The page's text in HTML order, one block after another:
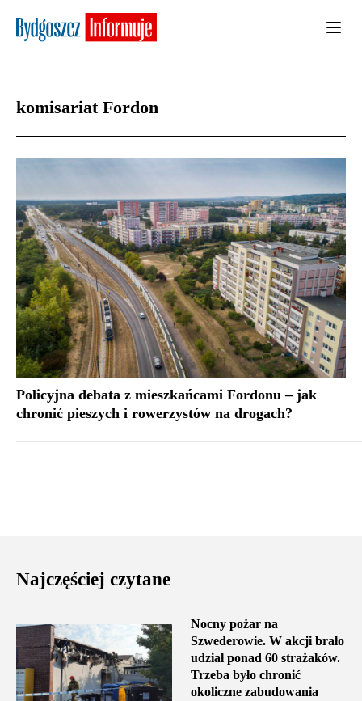
komisariat Fordon
Policyjna debata z mieszkańcami Fordonu – jak
chronić pieszych i rowerzystów na drogach?
Najczęściej czytane
Nocny pożar na
Szwederowie. W akcji brało
udział ponad 60 strażaków.
Trzeba było chronić
okoliczne zabudowania